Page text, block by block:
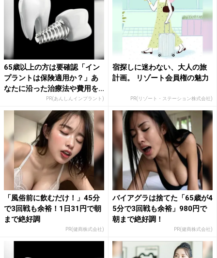
65歳以上の方は要確認「イン
プラントは保険適用か？」あ
なたに沿った治療法や費用を...
PR(あんしんインプラント)
宿探しに迷わない、大人の旅
計画。 リゾート会員権の魅力
PR(リゾート・ステーション株式会社)
「風俗前に飲むだけ！」45分
で3回戦も余裕！1日31円で朝
まで絶好調
PR(健商株式会社)
バイアグラは捨てた「65歳が4
5分で3回戦も余裕」980円で
朝まで絶好調！
PR(健商株式会社)